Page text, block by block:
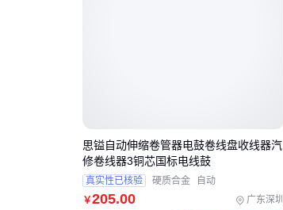
￥205.00 广东深圳
思镒自动伸缩卷管器电鼓卷线盘收线器汽
修卷线器3铜芯国标电线鼓
真实性已核验 硬质合金 自动